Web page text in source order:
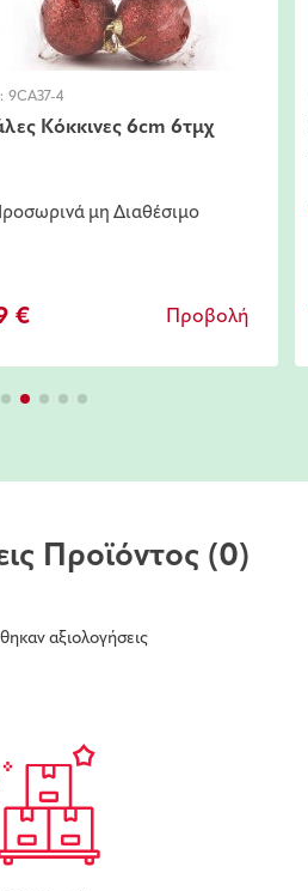
9CA37-4
Κόκκινες 6cm 6τμχ
μη Διαθέσιμο
€ Προβολή
Προϊόντος (0)
αξιολογήσεις